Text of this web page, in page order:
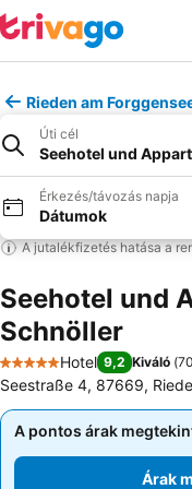
Rieden am
Úti cél
Seehotel und
Érkezés/távozás napja
Dátumok
A jutalékfizetés hatása a
Seehotel und
Schnöller
5 Kategória
Hotel 9,2 Kiváló (
Seestraße 4, 87669,
A pontos árak
A pontos árak
Árak